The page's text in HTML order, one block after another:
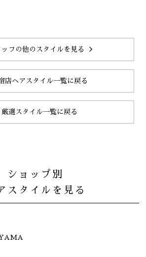
ッフの他のスタイルを見る
店ヘアスタイル一覧に戻る
厳選スタイル一覧に戻る
ショップ別
スタイルを見る